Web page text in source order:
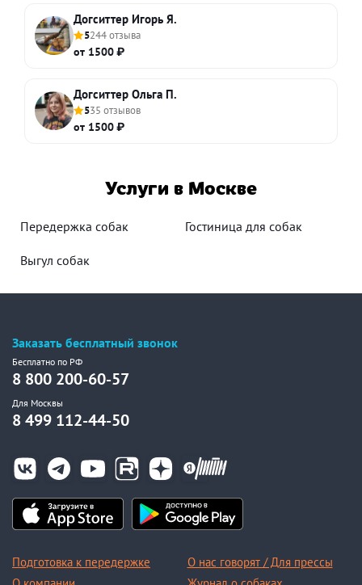
Догситтер Игорь Я.
5244 отзыва
от 1500 ₽
Догситтер Ольга П.
535 отзывов
от 1500 ₽
Услуги в Москве
Передержка собак Гостиница для собак
Выгул собак
Заказать бесплатный звонок
Бесплатно по РФ
8 800 200-60-57
Для Москвы
8 499 112-44-50
Подготовка к передержке
О нас говорят / Для прессы